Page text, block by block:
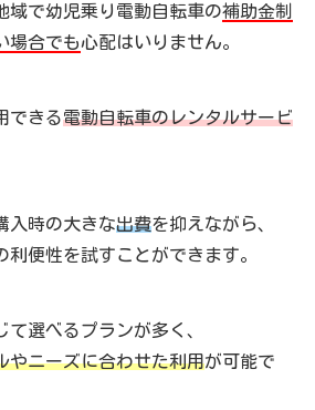
域で幼児乗り電動自転車の補助金制
場合でも心配はいりません。
できる電動自転車のレンタルサービ
入時の大きな出費を抑えながら、
便性を試すことができます。
て選べるプランが多く、
やニーズに合わせた利用が可能で